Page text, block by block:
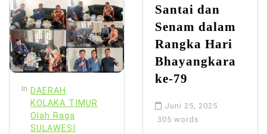
In DAERAH
KOLAKA TIMUR
Olah Raga
SULAWESI
Santai dan
Senam dalam
Rangka Hari
Bhayangkara
ke-79
Juni 25, 2025
305 words